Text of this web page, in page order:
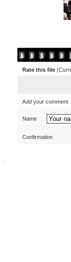
Rate this file
Add your comment
Name
Confirmation